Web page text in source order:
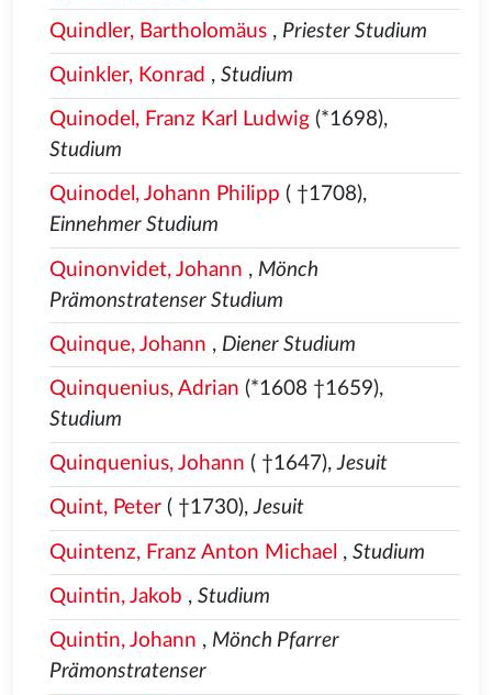
Quindler, Bartholomäus, Priester Studium
Quinkler, Konrad , Studium
Quinodel, Franz Karl Ludwig(*1698),
Studium
Quinodel, Johann Philipp ( †1708),
Einnehmer Studium
Quinonvidet, Johann , Mönch
Prämonstratenser Studium
Quinque, Johann , Diener Studium
Quinquenius, Adrian (*1608 †1659),
Studium
Quinquenius, Johann ( †1647),Jesuit
Quint, Peter( †1730),Jesuit
Quintenz, Franz Anton Michael , Studium
Quintin, Jakob , Studium
Quintin, Johann , Mönch Pfarrer
Prämonstratenser